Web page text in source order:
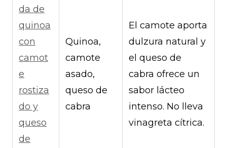
da de
quinoa
con
camot
e
rostiza
do y
queso
de
Quinoa,
camote
asado,
queso de
cabra
El camote aporta
dulzura natural y
el queso de
cabra ofrece un
sabor lácteo
intenso. No lleva
vinagreta cítrica.